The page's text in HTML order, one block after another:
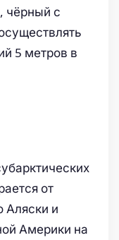
чёрный с
5 метров в
от
Аляски и
Америки на